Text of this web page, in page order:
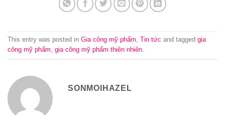
This entry was posted in Gia công mỹ phẩm, Tin tức and tagged gia
công mỹ phẩm, gia công mỹ phẩm thiên nhiên.
SONMOIHAZEL